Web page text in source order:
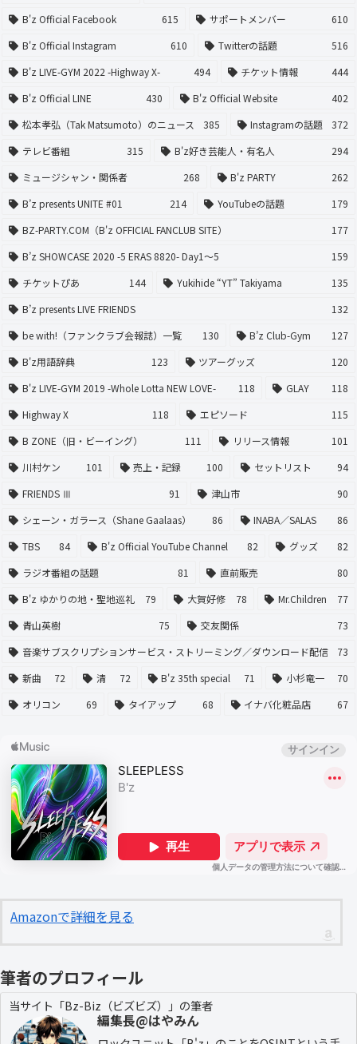
B'z Official Facebook
615 サポートメンバー
610
B'z Official Instagram
610 Twitterの話題
516
B'z LIVE-GYM 2022 -Highway X-
494 チケット情報
444
B'z Official LINE
430 B'z Official Website
402
松本孝弘（Tak Matsumoto）のニュース
385 Instagramの話題
372
テレビ番組
315 B'z好き芸能人・有名人
294
ミュージシャン・関係者
268 B'z PARTY
262
B’z presents UNITE #01
214 YouTubeの話題
179
BZ-PARTY.COM（B'z OFFICIAL FANCLUB SITE）
177
B’z SHOWCASE 2020 -5 ERAS 8820- Day1〜5
159
チケットぴあ
144 Yukihide “YT” Takiyama
135
B’z presents LIVE FRIENDS
132
be with!（ファンクラブ会報誌）一覧
130 B’z Club-Gym
127
B'z用語辞典
123 ツアーグッズ
120
B'z LIVE-GYM 2019 -Whole Lotta NEW LOVE-
118 GLAY
118
Highway X
118 エピソード
115
B ZONE（旧・ビーイング）
111 リリース情報
101
川村ケン
101 売上・記録 100 セットリスト
94
FRIENDS Ⅲ
91 津山市
90
シェーン・ガラース（Shane Gaalaas）
86 INABA／SALAS
86
TBS
84 B'z Official YouTube Channel 82 グッズ
82
ラジオ番組の話題
81 直前販売
80
B'z ゆかりの地・聖地巡礼
79 大賀好修 78 Mr.Children
77
青山英樹
75 交友関係
73
音楽サブスクリプションサービス・ストリーミング／ダウンロード配信
73
新曲
72 清 72 B'z 35th special 71 小杉竜一
70
オリコン
69 タイアップ 68 イナバ化粧品店 67
Amazonで詳細を見る
筆者のプロフィール
当サイト「Bz-Biz（ビズビズ）」の筆者
編集長@はやみん